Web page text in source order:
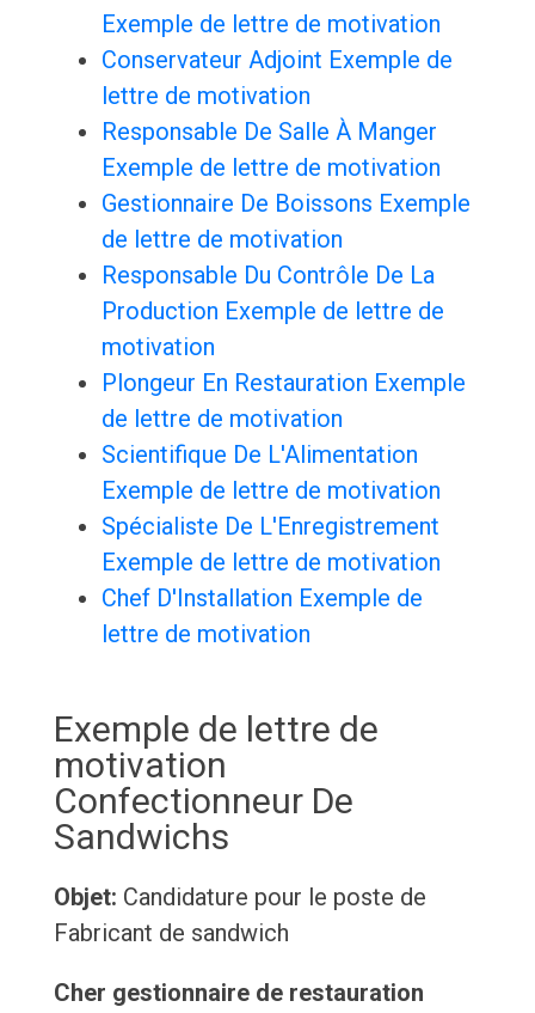
Exemple de lettre de motivation
Conservateur Adjoint Exemple de
lettre de motivation
Responsable De Salle À Manger
Exemple de lettre de motivation
Gestionnaire De Boissons Exemple
de lettre de motivation
Responsable Du Contrôle De La
Production Exemple de lettre de
motivation
Plongeur En Restauration Exemple
de lettre de motivation
Scientifique De L'Alimentation
Exemple de lettre de motivation
Spécialiste De L'Enregistrement
Exemple de lettre de motivation
Chef D'Installation Exemple de
lettre de motivation
Exemple de lettre de
motivation
Confectionneur De
Sandwichs
Objet: Candidature pour le poste de
Fabricant de sandwich
Cher gestionnaire de restauration